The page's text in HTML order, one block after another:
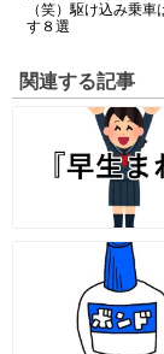
（笑）駆け込み乗
す８選
関連する記事